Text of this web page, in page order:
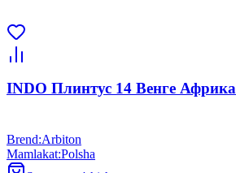
INDO Плинтус 14 Венге Африка
Brend:Arbiton
Mamlakat:Polsha